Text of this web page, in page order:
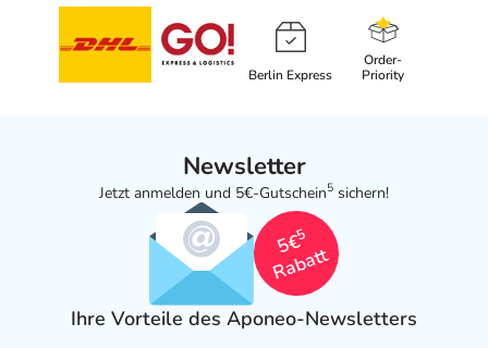
Berlin Express
Order-
Priority
Newsletter
Jetzt anmelden und 5€-Gutschein5 sichern!
5€
5
Rabatt
Ihre Vorteile des Aponeo-Newsletters